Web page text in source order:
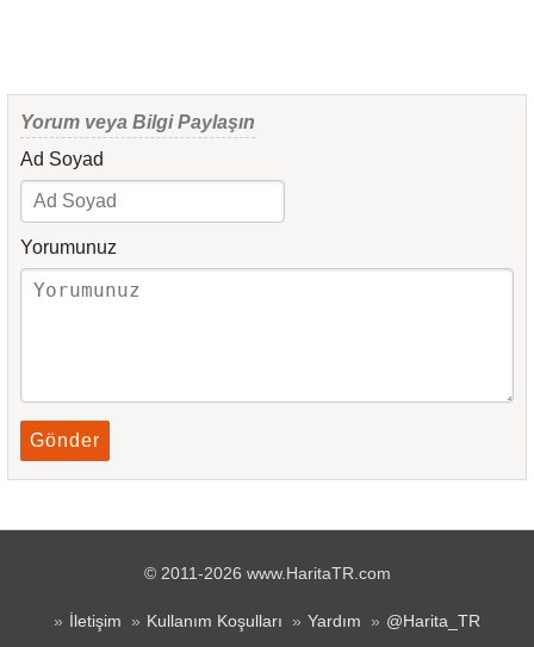
Yorum veya Bilgi Paylaşın
Ad Soyad
Yorumunuz
Gönder
© 2011-2026 www.HaritaTR.com
İletişim Kullanım Koşulları Yardım @Harita_TR